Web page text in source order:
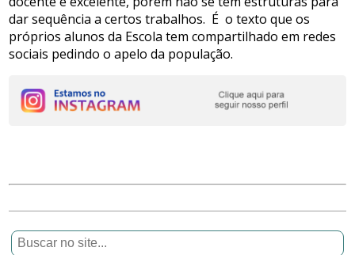
dar sequência a certos trabalhos. É o texto que os
próprios alunos da Escola tem compartilhado em redes
sociais pedindo o apelo da população.